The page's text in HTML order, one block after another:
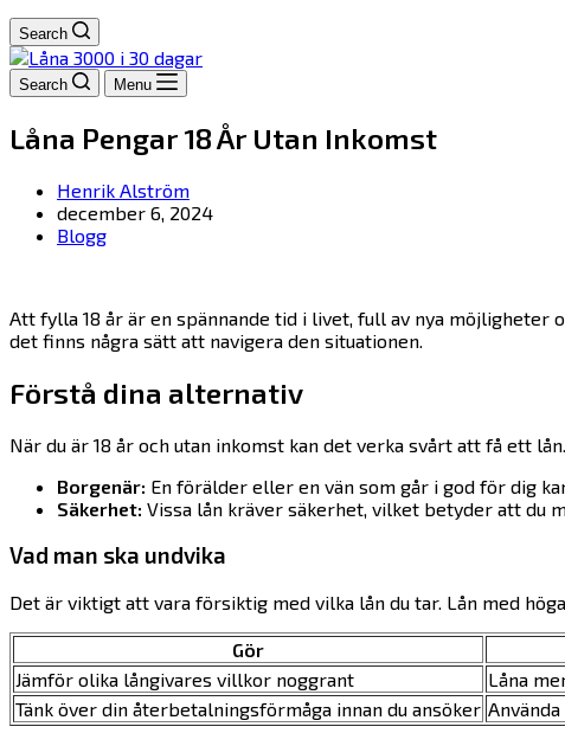
Search
Search Menu
Låna Pengar 18 År Utan Inkomst
Henrik Alström
december 6, 2024
Blogg
Att fylla 18 år är en spännande tid i livet, full av nya möjligheter
det finns några sätt att navigera den situationen.
Förstå dina alternativ
När du är 18 år och utan inkomst kan det verka svårt att få ett
Borgenär: En förälder eller en vän som går i god för dig
Säkerhet: Vissa lån kräver säkerhet, vilket betyder att du
Vad man ska undvika
Det är viktigt att vara försiktig med vilka lån du tar. Lån med
Gör
Jämför olika långivares villkor noggrant
Låna
Tänk över din återbetalningsförmåga innan du ansöker